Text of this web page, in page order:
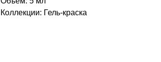
Коллекции: Гель-краска